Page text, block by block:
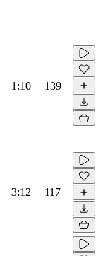
1:10 139
3:12 117